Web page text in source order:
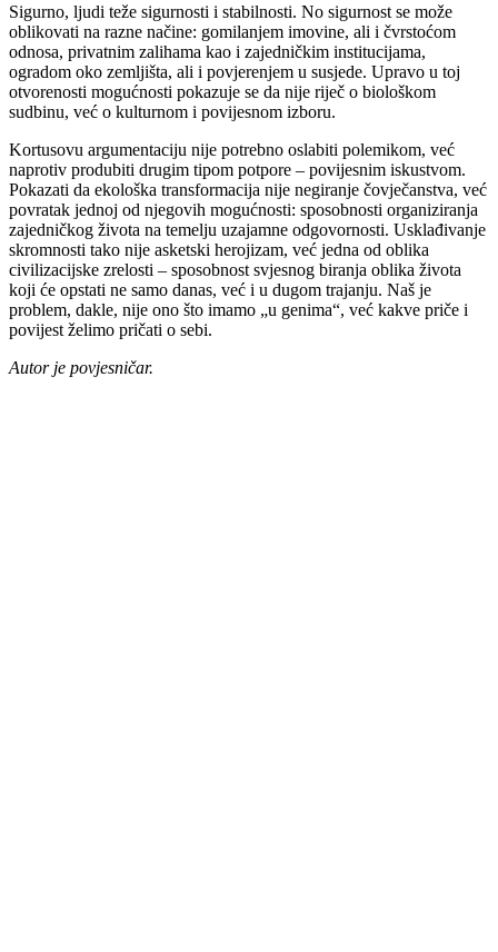
Sigurno, ljudi teže sigurnosti i stabilnosti. No sigurnost se može
oblikovati na razne načine: gomilanjem imovine, ali i čvrstoćom
odnosa, privatnim zalihama kao i zajedničkim institucijama,
ogradom oko zemljišta, ali i povjerenjem u susjede. Upravo u toj
otvorenosti mogućnosti pokazuje se da nije riječ o biološkom
sudbinu, već o kulturnom i povijesnom izboru.
Kortusovu argumentaciju nije potrebno oslabiti polemikom, već
naprotiv produbiti drugim tipom potpore – povijesnim iskustvom.
Pokazati da ekološka transformacija nije negiranje čovječanstva, već
povratak jednoj od njegovih mogućnosti: sposobnosti organiziranja
zajedničkog života na temelju uzajamne odgovornosti. Usklađivanje
skromnosti tako nije asketski herojizam, već jedna od oblika
civilizacijske zrelosti – sposobnost svjesnog biranja oblika života
koji će opstati ne samo danas, već i u dugom trajanju. Naš je
problem, dakle, nije ono što imamo „u genima“, već kakve priče i
povijest želimo pričati o sebi.
Autor je povjesničar.